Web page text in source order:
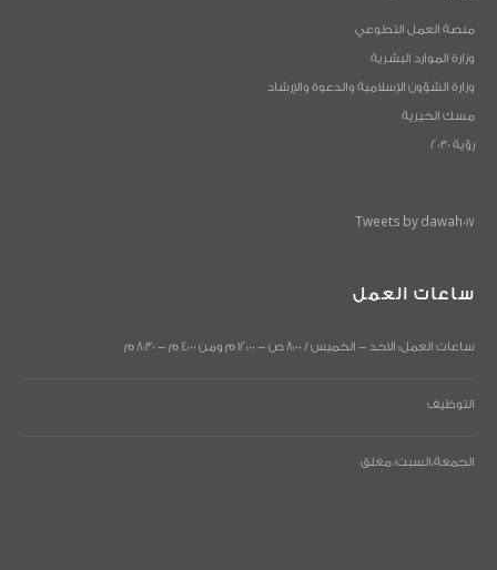
منصة العمل التطوعي
وزارة الموارد البشرية
وزارة الشؤون الإسلامية والدعوة والإرشاد
مسك الخيرية
رؤية 2030
Tweets by dawah017
ساعات العمل
ساعات العمل: الاحد - الخميس / 8:00 ص - 12:00 م ومن 4:00 م - 8:30 م
التوظيف
الجمعة،السبت: مغلق